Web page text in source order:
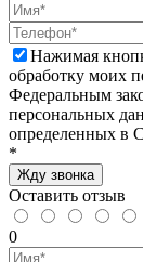
Нажимая
обработку моих
Федеральным
персональных
определенных в
*
Жду звонка
Оставить отзыв
0